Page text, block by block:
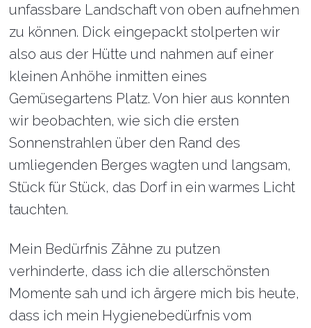
unfassbare Landschaft von oben aufnehmen
zu können. Dick eingepackt stolperten wir
also aus der Hütte und nahmen auf einer
kleinen Anhöhe inmitten eines
Gemüsegartens Platz. Von hier aus konnten
wir beobachten, wie sich die ersten
Sonnenstrahlen über den Rand des
umliegenden Berges wagten und langsam,
Stück für Stück, das Dorf in ein warmes Licht
tauchten.
Mein Bedürfnis Zähne zu putzen
verhinderte, dass ich die allerschönsten
Momente sah und ich ärgere mich bis heute,
dass ich mein Hygienebedürfnis vom